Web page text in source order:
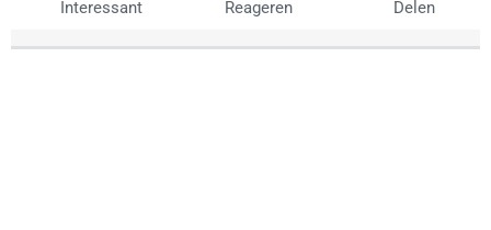
Interessant Reageren Delen